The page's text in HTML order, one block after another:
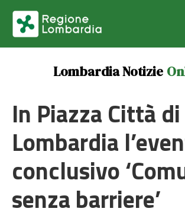
Lombardia Notizie
In Piazza Città di
Lombardia
conclusivo
senza barriere’